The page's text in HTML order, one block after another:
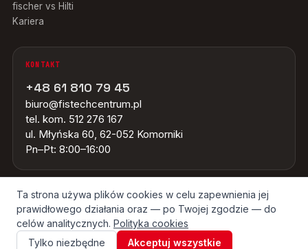
fischer vs Hilti
Kariera
KONTAKT
+48 61 810 79 45
biuro@fistechcentrum.pl
tel. kom. 512 276 167
ul. Młyńska 60, 62-052 Komorniki
Pn–Pt: 8:00–16:00
© 2026 FISTECH CENTRUM · WSZYSTKIE ZNAKI TOWAROWE NALEŻĄ DO
ICH WŁAŚCICIELI · ŹRÓDŁO OBRAZÓW: GRUPA FISCHER
REGULAMIN POLITYKA PRYWATNOŚCICOOKIES
Ta strona używa plików cookies w celu zapewnienia jej
prawidłowego działania oraz — po Twojej zgodzie — do
celów analitycznych. Polityka cookies
Tylko niezbędne
Akceptuj wszystkie